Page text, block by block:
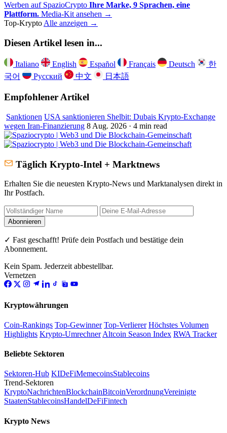
Werben auf SpazioCrypto Ihre Marke, 9 Sprachen, eine
Plattform. Media-Kit ansehen →
Top-Krypto Alle anzeigen →
Diesen Artikel lesen in...
Italiano English Español Français Deutsch
한
국어
Русский 中文 日本語
Empfohlener Artikel
Sanktionen USA sanktionieren Shelbit: Dubais Krypto-Exchange
wegen Iran-Finanzierung 8 Aug. 2026 · 4 min read
Täglich Krypto-Intel + Marktnews
Erhalten Sie die neuesten Krypto-News und Marktanalysen direkt in
Ihr Postfach.
Abonnieren
✓ Fast geschafft! Prüfe dein Postfach und bestätige dein
Abonnement.
Kein Spam. Jederzeit abbestellbar.
Vernetzen
Kryptowährungen
Coin-Rankings Top-Gewinner Top-Verlierer Höchstes Volumen
Highlights Krypto-Umrechner Altcoin Season Index RWA Tracker
Beliebte Sektoren
Sektoren-Hub KIDeFiMemecoinsStablecoins
Trend-Sektoren
KryptoNachrichtenBlockchainBitcoinVerordnungVereinigte
StaatenStablecoinsHandelDeFiFintech
Krypto News